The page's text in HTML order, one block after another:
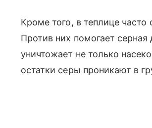
Кроме того, в теплице
Против них помогает
уничтожает не только
остатки серы проникают в